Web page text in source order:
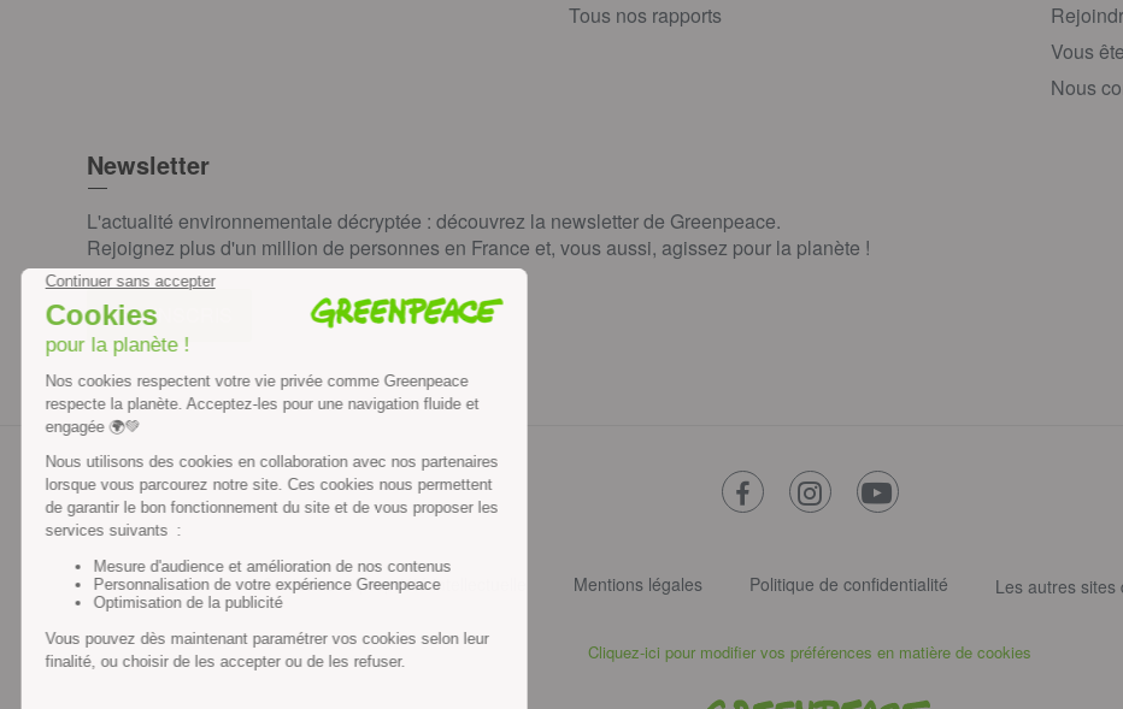
Tous nos rapports
Vous
Nous
Newsletter
L'actualité environnementale décryptée : découvrez la newsletter de Greenpeace.
Rejoignez plus d'un million de personnes en France et, vous aussi, agissez pour la planète !
JE M'INSCRIS
facebookinstagramyoutube
Contenus et propriété intellectuelle Mentions légales Politique de confidentialité Les autres sites
Cliquez-ici pour modifier vos préférences en matière de cookies